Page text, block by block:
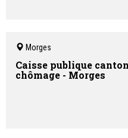
Morges
Caisse publique
chômage - Morges